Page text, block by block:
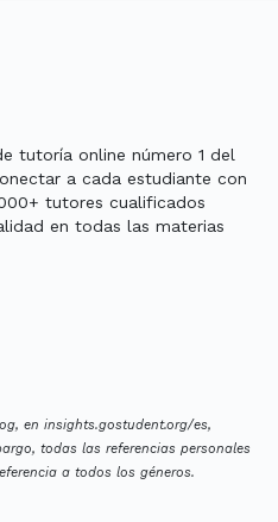
tutoría online número 1 del
a cada estudiante con
tutores cualificados
en todas las materias
en insights.gostudent.org/es,
todas las referencias personales
a todos los géneros.